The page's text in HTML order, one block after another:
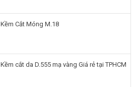
Kềm Cắt Móng M.18
Kềm cắt da D.555 mạ vàng Giá rẻ tại TPHCM